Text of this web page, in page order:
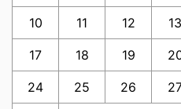
10 11 12 13
17 18 19
24 25 26